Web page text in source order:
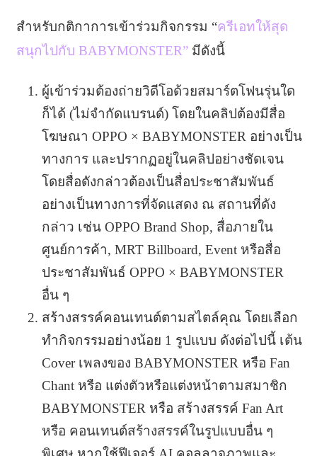
สำหรับกติกาการเข้าร่วมกิจกรรม “ครีเอทให้สุด
สนุกไปกับ BABYMONSTER”มีดังนี้
ผู้เข้าร่วมต้องถ่ายวิดีโอด้วยสมาร์ตโฟนรุ่นใด
ก็ได้ (ไม่จำกัดแบรนด์) โดยในคลิปต้องมีสื่อ
โฆษณา OPPO × BABYMONSTER อย่างเป็น
ทางการ และปรากฏอยู่ในคลิปอย่างชัดเจน
โดยสื่อดังกล่าวต้องเป็นสื่อประชาสัมพันธ์
อย่างเป็นทางการที่จัดแสดง ณ สถานที่ดัง
กล่าว เช่น OPPO Brand Shop, สื่อภายใน
ศูนย์การค้า, MRT Billboard, Event หรือสื่อ
ประชาสัมพันธ์ OPPO × BABYMONSTER
อื่น ๆ
สร้างสรรค์คอนเทนต์ตามสไตล์คุณ โดยเลือก
ทำกิจกรรมอย่างน้อย 1 รูปแบบ ดังต่อไปนี้ เต้น
Cover เพลงของ BABYMONSTER หรือ Fan
Chant หรือ แต่งตัวหรือแต่งหน้าตามสมาชิก
BABYMONSTER หรือ สร้างสรรค์ Fan Art
หรือ คอนเทนต์สร้างสรรค์ในรูปแบบอื่น ๆ